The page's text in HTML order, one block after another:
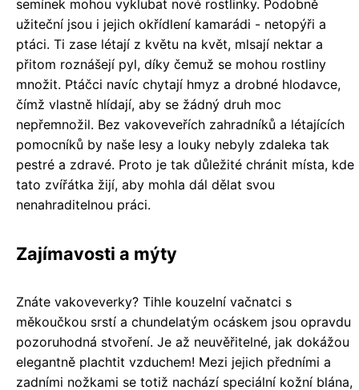
semínek mohou vyklubat nové rostlinky. Podobně
užiteční jsou i jejich okřídlení kamarádi - netopýři a
ptáci. Ti zase létají z květu na květ, mlsají nektar a
přitom roznášejí pyl, díky čemuž se mohou rostliny
množit. Ptáčci navíc chytají hmyz a drobné hlodavce,
čímž vlastně hlídají, aby se žádný druh moc
nepřemnožil. Bez vakoveveřích zahradníků a létajících
pomocníků by naše lesy a louky nebyly zdaleka tak
pestré a zdravé. Proto je tak důležité chránit místa, kde
tato zvířátka žijí, aby mohla dál dělat svou
nenahraditelnou práci.
Zajímavosti a mýty
Znáte vakoveverky? Tihle kouzelní vačnatci s
měkoučkou srstí a chundelatým ocáskem jsou opravdu
pozoruhodná stvoření. Je až neuvěřitelné, jak dokážou
elegantně plachtit vzduchem! Mezi jejich předními a
zadními nožkami se totiž nachází speciální kožní blána,